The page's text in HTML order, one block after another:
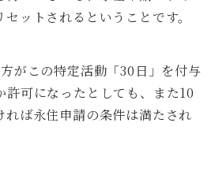
ットされるということです。
がこの特定活動「30日」を付与
許可になったとしても、また10
ば永住申請の条件は満たされ